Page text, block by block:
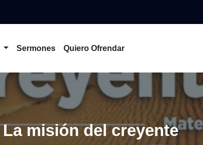
Sermones Quiero Ofrendar
La misión del creyente